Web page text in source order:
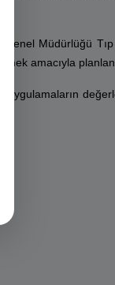
Genel Müdürlüğü
amacıyla
uygulamaların